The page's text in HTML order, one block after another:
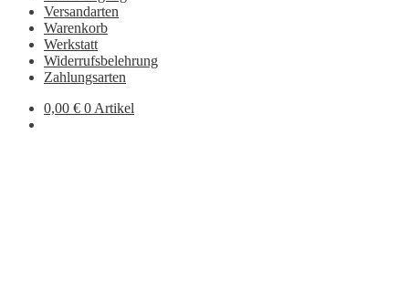
Versandarten
Warenkorb
Werkstatt
Widerrufsbelehrung
Zahlungsarten
0,00 € 0 Artikel